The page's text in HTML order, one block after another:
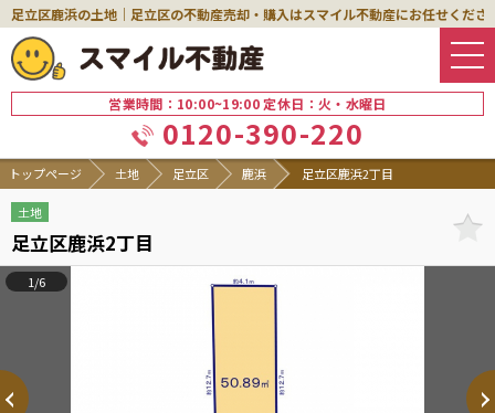
足立区鹿浜の土地｜足立区の不動産売却・購入はスマイル不動産にお任せくださ
営業時間：10:00~19:00 定休日：火・水曜日
0120-390-220
トップページ 土地 足立区 鹿浜 足立区鹿浜2丁目
土地
足立区鹿浜2丁目
1/6